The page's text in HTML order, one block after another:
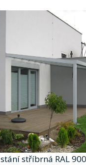
stříbrná RAL